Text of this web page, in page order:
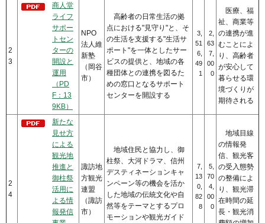
2
3
商人堂
ライフ
サポー
トセン
ターの
開設と
運用
（PD
F：13
9KB）
NPO
法人維
新塾
（岡谷
市）
高齢者の日常生活の拠
点における"見守り"と、そ
の生活を支援する"生活サ
ポート"を一体としたサー
ビスの提供と、地域の各
種団体との連携を図るた
めの窓口となるサポート
センターを開設する
3,
51
6,
49
1
2,
63
7,
00
0
医療、福
祉、商業等
の連携が進
むことによ
り、高齢者
が安心して
暮らせる環
境づくりが
期待される
2
4
新たな
見せ方
による
観光地
推進と
御柱祭
活用に
よる情
報発信
諏訪地
方観光
連盟
（諏訪
市）
地域住民と協力し、御
柱祭、大河ドラマ、信州
デスティネーションキャ
ンペーン等の機会を活か
した地域の伝統文化や自
然等をテーマとするプロ
モーションや観光ガイド
7,
13
0,
82
8
5,
70
4,
00
0
地域目線
の情報発
信、観光客
の受入態勢
の整備によ
り、観光滞
在時間の延
長・観光消